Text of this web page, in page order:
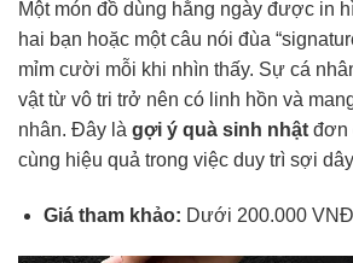
Một món đồ dùng hằng ngày được in
hai bạn hoặc một câu nói đùa
mỉm cười mỗi khi nhìn thấy. Sự cá
vật từ vô tri trở nên có linh hồn và
nhân. Đây là gợi ý quà sinh nhật đơn
cùng hiệu quả trong việc duy trì sợi
Giá tham khảo: Dưới 200.000